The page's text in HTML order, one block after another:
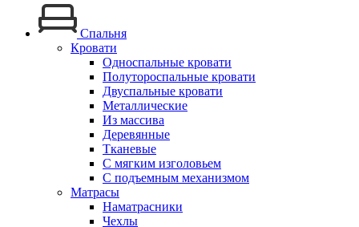
Спальня
Кровати
Односпальные кровати
Полутороспальные кровати
Двуспальные кровати
Металлические
Из массива
Деревянные
Тканевые
С мягким изголовьем
С подъемным механизмом
Матрасы
Наматрасники
Чехлы